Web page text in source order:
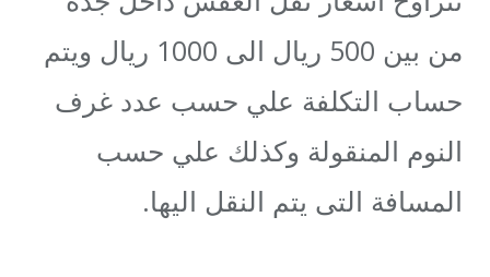
من بين 500 ريال الى 1000 ريال ويتم
حساب التكلفة علي حسب عدد غرف
النوم المنقولة وكذلك علي حسب
المسافة التى يتم النقل اليها.